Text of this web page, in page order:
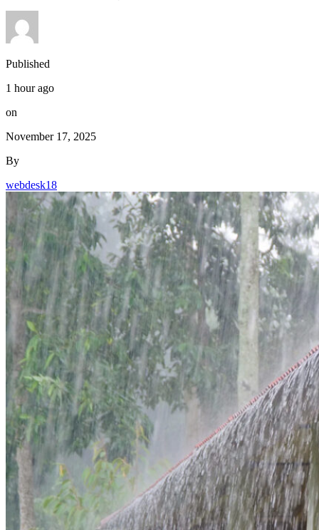
Published
1 hour ago
on
November 17, 2025
By
webdesk18